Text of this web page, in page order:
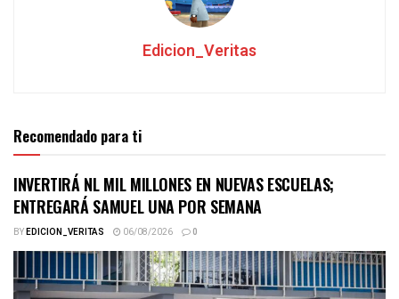
Edicion_Veritas
Recomendado para ti
INVERTIRÁ NL MIL MILLONES EN NUEVAS ESCUELAS;
ENTREGARÁ SAMUEL UNA POR SEMANA
BYEDICION_VERITAS 06/08/2026 0